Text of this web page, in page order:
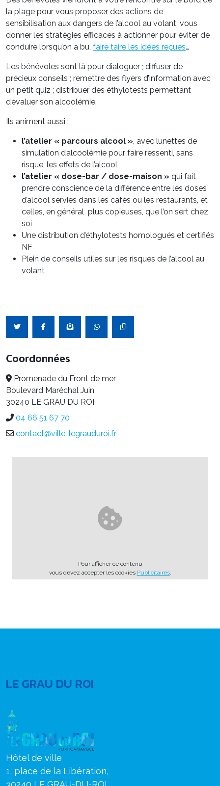
la plage pour vous proposer des actions de
sensibilisation aux dangers de l’alcool au volant, vous
donner les stratégies efficaces à actionner pour éviter de
conduire lorsqu’on a bu, faire taire les idées reçues…
Les bénévoles sont là pour dialoguer ; diffuser de
précieux conseils ; remettre des flyers d’information avec
un petit quiz ; distribuer des éthylotests permettant
d’évaluer son alcoolémie.
Ils animent aussi :
l’atelier « parcours alcool », avec lunettes de
simulation d’alcoolémie pour faire ressenti, sans
risque, les effets de l’alcool
l’atelier « dose-bar / dose-maison » qui fait
prendre conscience de la différence entre les doses
d’alcool servies dans les cafés ou les restaurants, et
celles, en général plus copieuses, que l’on sert chez
soi
Une distribution d’éthylotests homologués et certifiés
NF
Plein de conseils utiles sur les risques de l’alcool au
volant
Coordonnées
Promenade du Front de mer
Boulevard Maréchal Juin
30240 LE GRAU DU ROI
04 66 51 67 70
contact@ville-legrauduroi.fr
Pour afficher ce contenu
vous devez accepter les cookies Publicitaires.
LE GRAU DU ROI
Hôtel de ville
1, place de la Libération,